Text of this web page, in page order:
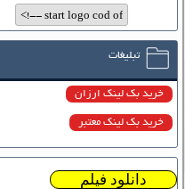
تبلیغات
خرید بک لینک ارزان
خرید بک لینک معتبر
دانلود فیلم